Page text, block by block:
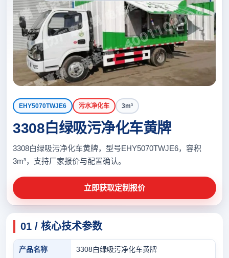
EHY5070TWJE6 污水净化车 3m³
3308白绿吸污净化车黄牌
3308白绿吸污净化车黄牌，型号EHY5070TWJE6，容积
3m³，支持厂家报价与配置确认。
立即获取定制报价
01 / 核心技术参数
产品名称 3308白绿吸污净化车黄牌